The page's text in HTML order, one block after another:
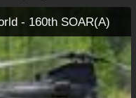
- 160th SOAR(A)